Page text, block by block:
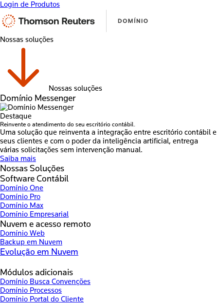
Login de Produtos
Nossas soluções
Nossas soluções
Domínio Messenger
Destaque
Reinvente o atendimento do seu escritório contábil.
Uma solução que reinventa a integração entre escritório contábil e
seus clientes e com o poder da inteligência artificial, entrega
várias solicitações sem intervenção manual.
Saiba mais
Nossas Soluções
Software Contábil
Domínio One
Domínio Pro
Domínio Max
Domínio Empresarial
Nuvem e acesso remoto
Domínio Web
Backup em Nuvem
Evolução em Nuvem
Módulos adicionais
Domínio Busca Convenções
Domínio Processos
Domínio Portal do Cliente